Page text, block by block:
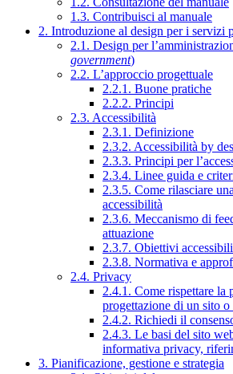
1.3. Contribuisci al manuale
2. Introduzione al design per i servizi
2.1. Design per
government)
2.2. L’approccio progettuale
2.2.1. Buone pratiche
2.2.2. Principi
2.3. Accessibilità
2.3.1. Definizione
2.3.2. Accessibilità by
2.3.3. Principi per
2.3.4. Linee guida e
2.3.5. Come rilasciare
accessibilità
2.3.6. Meccanismo di
attuazione
2.3.7. Obiettivi
2.3.8. Normativa e
2.4. Privacy
2.4.1. Come rispettare la
progettazione di un sito
2.4.2. Richiedi il
2.4.3. Le basi del sito
informativa privacy,
3. Pianificazione, gestione e strategia